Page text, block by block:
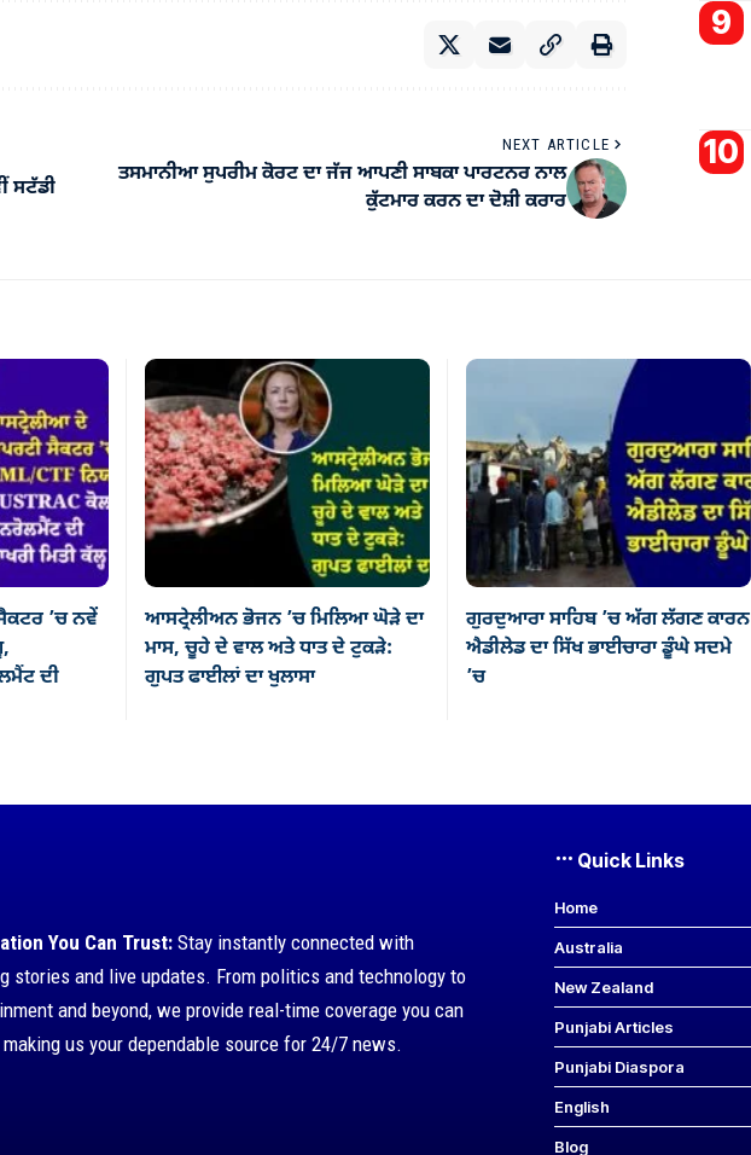
ਸਟੱਡੀ
NEXT ARTICLE
ਤਸਮਾਨੀਆ ਸੁਪਰੀਮ ਕੋਰਟ ਦਾ ਜੱਜ ਆਪਣੀ ਸਾਬਕਾ ਪਾਰਟਨਰ ਨਾਲ
ਕੁੱਟਮਾਰ ਕਰਨ ਦਾ ਦੋਸ਼ੀ ਕਰਾਰ
’ਚ ਨਵੇਂ
ਦੀ
ਆਸਟ੍ਰੇਲੀਅਨ ਭੋਜਨ ’ਚ ਮਿਲਿਆ ਘੋੜੇ ਦਾ
ਮਾਸ, ਚੂਹੇ ਦੇ ਵਾਲ ਅਤੇ ਧਾਤ ਦੇ ਟੁਕੜੇ:
ਗੁਪਤ ਫਾਈਲਾਂ ਦਾ ਖੁਲਾਸਾ
ਗੁਰਦੁਆਰਾ ਸਾਹਿਬ ’ਚ ਅੱਗ ਲੱਗਣ ਕਾਰਨ
ਐਡੀਲੇਡ ਦਾ ਸਿੱਖ ਭਾਈਚਾਰਾ ਡੂੰਘੇ ਸਦਮੇ
’ਚ
You Can Trust: Stay instantly connected with
stories and live updates. From politics and technology to
and beyond, we provide real-time coverage you can
making us your dependable source for 24/7 news.
Quick Links
Home
Australia
New Zealand
Punjabi Articles
Punjabi Diaspora
English
Blog